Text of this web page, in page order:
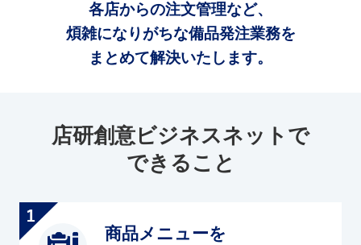
各店からの注文管理など、
煩雑になりがちな備品発注業務を
まとめて解決いたします。
店研創意ビジネスネットで
できること
商品メニューを